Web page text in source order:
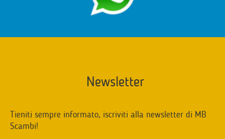
Newsletter
Tieniti sempre informato, iscriviti alla newsletter di MB
Scambi!